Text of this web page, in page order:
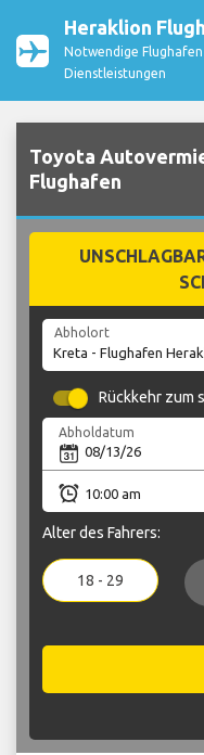
Heraklion
Notwendige
Dienstleistungen
Toyota
Flughafen
Abholort
Rückkehr zum
Abholdatum
Alter des Fahrers:
18 - 29